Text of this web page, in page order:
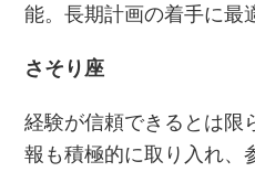
能。長期計画の着手に最
さそり座
経験が信頼できるとは限
報も積極的に取り入れ、